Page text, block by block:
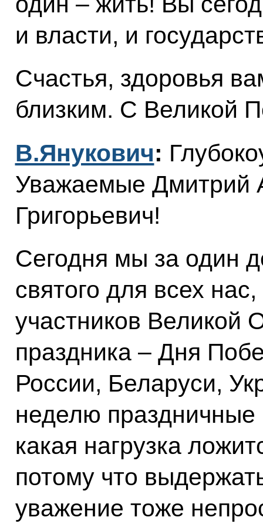
и власти, и
Счастья, здоровья
близким. С Великой
В.Янукович:
Уважаемые Дмитрий
Григорьевич!
Сегодня мы за один
святого для всех
участников Великой
праздника – Дня
России, Беларуси,
неделю
какая нагрузка
потому что
уважение тоже